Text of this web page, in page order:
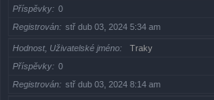
Příspěvky
0
Registrován
stř dub 03, 2024 5:34 am
Hodnost, Uživatelské jméno
Traky
Příspěvky
0
Registrován
stř dub 03, 2024 8:14 am